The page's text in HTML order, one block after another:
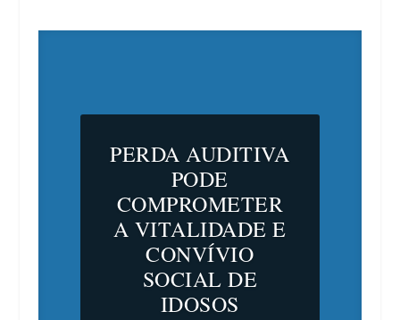
PERDA AUDITIVA
PODE
COMPROMETER
A VITALIDADE E
CONVÍVIO
SOCIAL DE
IDOSOS